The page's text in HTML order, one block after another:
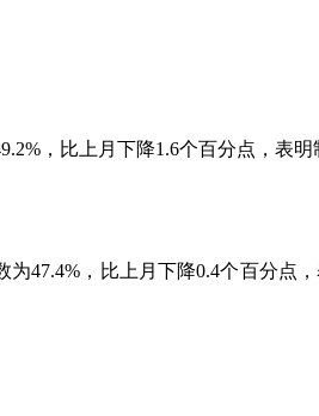
，比上月下降1.6个百分点，表
为47.4% ，比上月下降0.4个百分点